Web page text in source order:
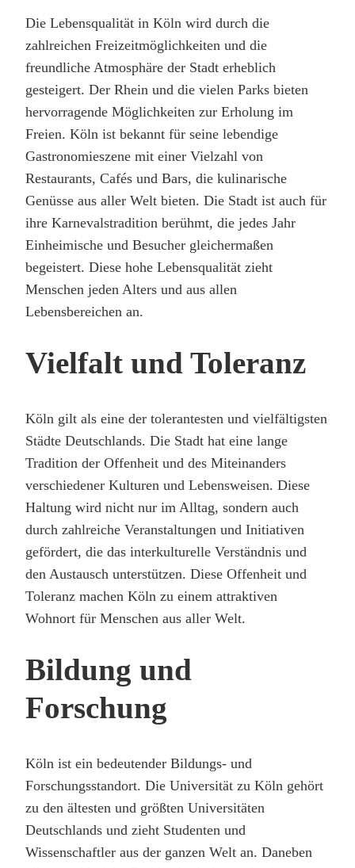
Die Lebensqualität in Köln wird durch die
zahlreichen Freizeitmöglichkeiten und die
freundliche Atmosphäre der Stadt erheblich
gesteigert. Der Rhein und die vielen Parks bieten
hervorragende Möglichkeiten zur Erholung im
Freien. Köln ist bekannt für seine lebendige
Gastronomieszene mit einer Vielzahl von
Restaurants, Cafés und Bars, die kulinarische
Genüsse aus aller Welt bieten. Die Stadt ist auch für
ihre Karnevalstradition berühmt, die jedes Jahr
Einheimische und Besucher gleichermaßen
begeistert. Diese hohe Lebensqualität zieht
Menschen jeden Alters und aus allen
Lebensbereichen an.
Vielfalt und Toleranz
Köln gilt als eine der tolerantesten und vielfältigsten
Städte Deutschlands. Die Stadt hat eine lange
Tradition der Offenheit und des Miteinanders
verschiedener Kulturen und Lebensweisen. Diese
Haltung wird nicht nur im Alltag, sondern auch
durch zahlreiche Veranstaltungen und Initiativen
gefördert, die das interkulturelle Verständnis und
den Austausch unterstützen. Diese Offenheit und
Toleranz machen Köln zu einem attraktiven
Wohnort für Menschen aus aller Welt.
Bildung und
Forschung
Köln ist ein bedeutender Bildungs- und
Forschungsstandort. Die Universität zu Köln gehört
zu den ältesten und größten Universitäten
Deutschlands und zieht Studenten und
Wissenschaftler aus der ganzen Welt an. Daneben